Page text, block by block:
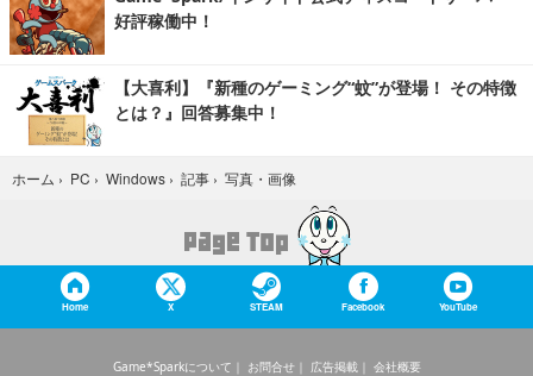
好評稼働中！
【大喜利】『新種のゲーミング“蚊”が登場！ その特徴
とは？』回答募集中！
ホーム › PC › Windows › 記事 › 写真・画像
Home X STEAM Facebook YouTube
Game*Sparkについて お問合せ 広告掲載 会社概要